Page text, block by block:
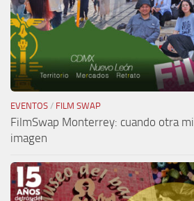
EVENTOS / FILM SWAP
FilmSwap Monterrey: cuando otra
imagen